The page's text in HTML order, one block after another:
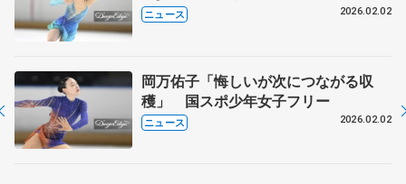
ニュース 2026.02.02
岡万佑子「悔しいが次につながる収
穫」 国スポ少年女子フリー
ニュース 2026.02.02